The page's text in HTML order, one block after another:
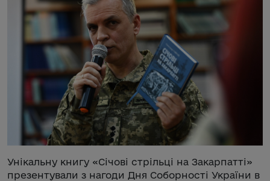
Унікальну книгу «Січові стрільці на Закарпатті»
презентували з нагоди Дня Соборності України в